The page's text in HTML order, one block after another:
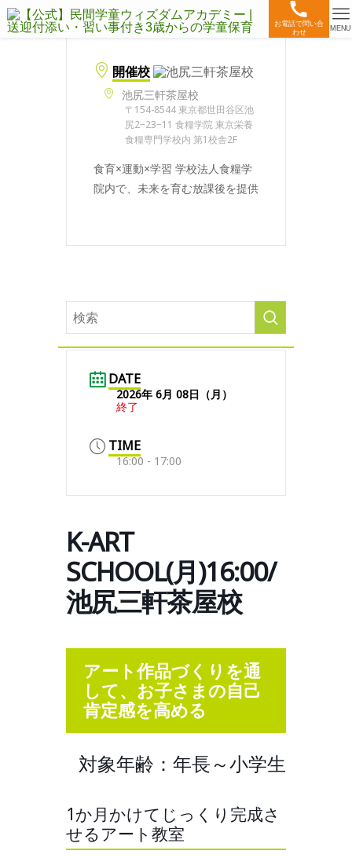
お電話で問い合
わせ
MENU
開催校
池尻三軒茶屋校
〒154-8544 東京都世田谷区池
尻2−23−11 食糧学院 東京栄養
食糧専門学校内 第1校舎2F
食育×運動×学習 学校法人食糧学
院内で、未来を育む放課後を提供
DATE
2026年 6月 08日（月）
終了
TIME
16:00 - 17:00
K-ART
SCHOOL(月)16:00/
池尻三軒茶屋校
アート作品づくりを通
して、お子さまの自己
肯定感を高める
対象年齢：年長～小学生
1か月かけてじっくり完成さ
せるアート教室